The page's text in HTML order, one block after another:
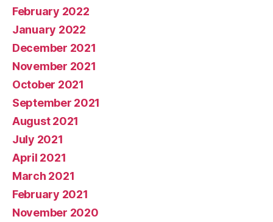
February 2022
January 2022
December 2021
November 2021
October 2021
September 2021
August 2021
July 2021
April 2021
March 2021
February 2021
November 2020